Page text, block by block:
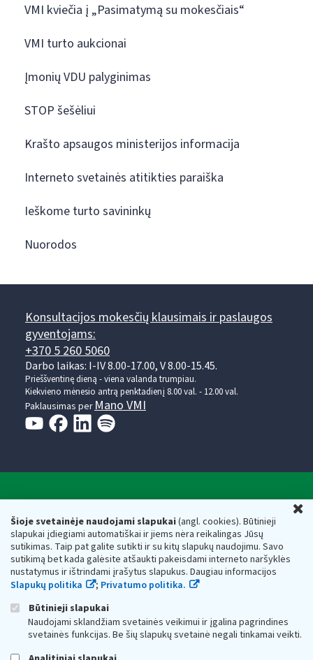
Šioje svetainėje naudojami slapukai(angl. cookies). Būtinieji
slapukai įdiegiami automatiškai ir jiems nėra reikalingas Jūsų
sutikimas. Taip pat galite sutikti ir su kitų slapukų naudojimu. Savo
sutikimą bet kada galėsite atšaukti pakeisdami interneto naršyklės
nustatymus ir ištrindami įrašytus slapukus. Daugiau informacijos
Slapukų politika
; Privatumo politika.
Būtinieji slapukai
Naudojami sklandžiam svetainės veikimui ir įgalina pagrindines
svetainės funkcijas. Be šių slapukų svetainė negali tinkamai veikti.
VMI kviečia į „Pasimatymą su mokesčiais“
VMI turto aukcionai
Įmonių VDU palyginimas
STOP šešėliui
Krašto apsaugos ministerijos informacija
Interneto svetainės atitikties paraiška
Ieškome turto savininkų
Nuorodos
Konsultacijos mokesčių klausimais ir paslaugos
gyventojams:
+370 5 260 5060
Darbo laikas: I-IV 8.00-17.00, V 8.00-15.45.
Prieššventinę dieną - viena valanda trumpiau.
Kiekvieno mėnesio antrą penktadienį 8.00 val. - 12.00 val.
Paklausimas per Mano VMI
Respublikos finansų ministerijos
Biudžetinė įstaiga. Juridinio asmens kodas — 188659752,
adresas: Vasario 16-osios g. 14, 01107 Vilnius, Lietuva, el.paštas:
vmi@vmi.lt, E. pristatymo dėžutės adresas 188659752
Duomenys apie Valstybinę mokesčių inspekciją prie Lietuvos
Respublikos finansų ministerijos kaupiami ir saugomi Juridinių